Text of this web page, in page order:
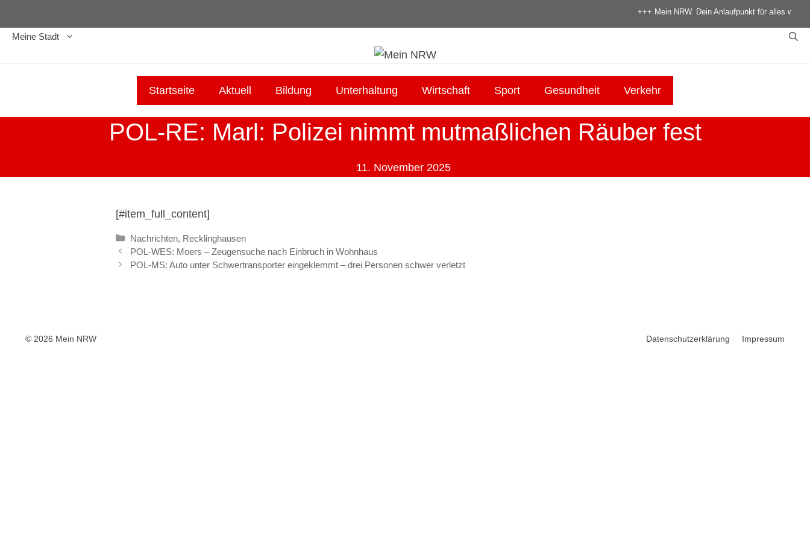
Inhalt
springen
+++ Mein NRW. Dein Anlaufpunkt für alles was in NRW
Meine Stadt
Startseite Aktuell Bildung Unterhaltung Wirtschaft Sport Gesundheit Verkehr
POL-RE: Marl: Polizei nimmt mutmaßlichen Räuber fest
11. November 2025
[#item_full_content]
Kategorien
Nachrichten, Recklinghausen
POL-WES: Moers – Zeugensuche nach Einbruch in Wohnhaus
POL-MS: Auto unter Schwertransporter eingeklemmt – drei Personen schwer verletzt
Datenschutzerklärung Impressum
© 2026 Mein NRW